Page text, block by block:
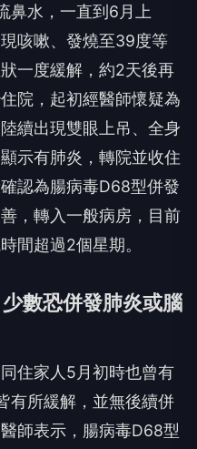
鼻水，一直到6月上
咳嗽、發燒至39度等
一度緩解，約2天後再
院，起初經醫師懷疑為
續出現雙眼上吊、全身
示有肺炎，轉院並收住
認為腸病毒D68型併發
，轉入一般病房，目前
間超過2個星期。
數恐併發肺炎或腦
住家人5月初時也曾有
有所緩解，並無後續併
師表示，腸病毒D68型